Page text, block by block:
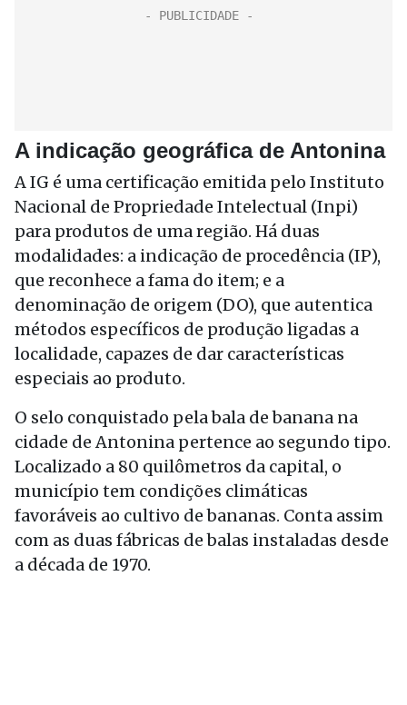
A indicação geográfica de Antonina
A IG é uma certificação emitida pelo Instituto
Nacional de Propriedade Intelectual (Inpi)
para produtos de uma região. Há duas
modalidades: a indicação de procedência (IP),
que reconhece a fama do item; e a
denominação de origem (DO), que autentica
métodos específicos de produção ligadas a
localidade, capazes de dar características
especiais ao produto.
O selo conquistado pela bala de banana na
cidade de Antonina pertence ao segundo tipo.
Localizado a 80 quilômetros da capital, o
município tem condições climáticas
favoráveis ao cultivo de bananas. Conta assim
com as duas fábricas de balas instaladas desde
a década de 1970.